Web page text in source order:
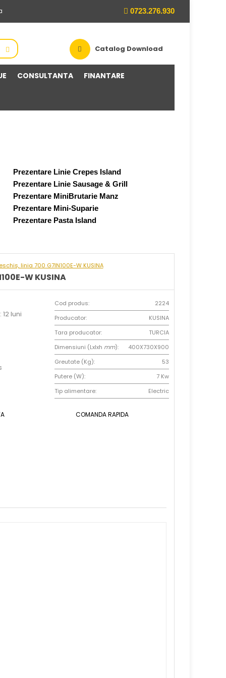
0723.276.930
Catalog Download
CONSULTANTA FINANTARE
Prezentare Linie Crepes Island
Prezentare Linie Sausage & Grill
Prezentare MiniBrutarie Manz
Prezentare Mini-Suparie
Prezentare Pasta Island
linia 700 G7IN100E-W KUSINA
W KUSINA
luni
Cod produs:
2224
Producator:
KUSINA
Tara producator:
TURCIA
Dimensiuni (Lxlxh mm):
400X730X900
Greutate (Kg):
53
Putere (W):
7 Kw
Tip alimentare:
Electric
COMANDA RAPIDA